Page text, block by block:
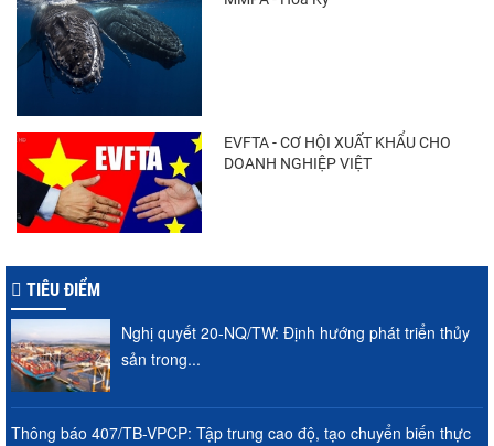
EVFTA - CƠ HỘI XUẤT KHẨU CHO
DOANH NGHIỆP VIỆT
TIÊU ĐIỂM
Nghị quyết 20-NQ/TW: Định hướng phát triển thủy
sản trong...
Thông báo 407/TB-VPCP: Tập trung cao độ, tạo chuyển biến thực